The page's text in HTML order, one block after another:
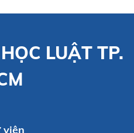
LUẬT TP.
viện